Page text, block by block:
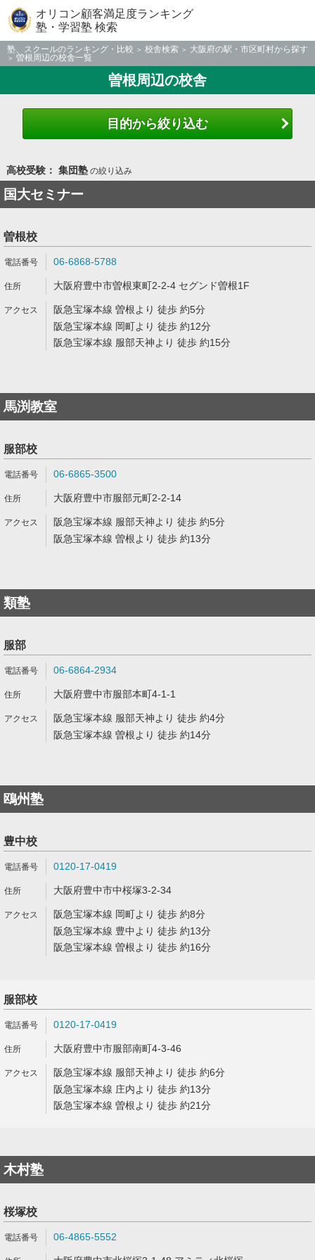
オリコン顧客満足度ランキング
塾・学習塾 検索
塾、スクールのランキング・比較 校舎検索
大阪府の駅・市区町村から探す
曽根周辺の校舎一覧
曽根周辺の校舎
目的から絞り込む
高校受験： 集団塾の絞り込み
国大セミナー
曽根校
06-6868-5788
大阪府豊中市曽根東町2-2-4 セグンド曽根1F
阪急宝塚本線 曽根より 徒歩 約5分
阪急宝塚本線 岡町より 徒歩 約12分
阪急宝塚本線 服部天神より 徒歩 約15分
馬渕教室
服部校
06-6865-3500
大阪府豊中市服部元町2-2-14
阪急宝塚本線 服部天神より 徒歩 約5分
阪急宝塚本線 曽根より 徒歩 約13分
類塾
服部
06-6864-2934
大阪府豊中市服部本町4-1-1
阪急宝塚本線 服部天神より 徒歩 約4分
阪急宝塚本線 曽根より 徒歩 約14分
鴎州塾
豊中校
0120-17-0419
大阪府豊中市中桜塚3-2-34
阪急宝塚本線 岡町より 徒歩 約8分
阪急宝塚本線 豊中より 徒歩 約13分
阪急宝塚本線 曽根より 徒歩 約16分
服部校
0120-17-0419
大阪府豊中市服部南町4-3-46
阪急宝塚本線 服部天神より 徒歩 約6分
阪急宝塚本線 庄内より 徒歩 約13分
阪急宝塚本線 曽根より 徒歩 約21分
木村塾
桜塚校
06-4865-5552